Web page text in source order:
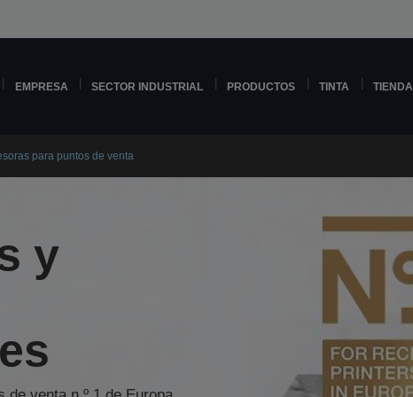
EMPRESA SECTOR INDUSTRIAL PRODUCTOS TINTA TIENDA
para puntos de venta
y